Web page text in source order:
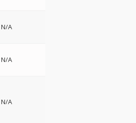
N/A
N/A
N/A